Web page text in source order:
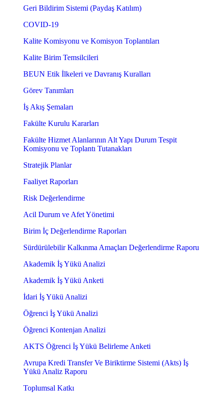
Geri Bildirim Sistemi (Paydaş Katılım)
COVID-19
Kalite Komisyonu ve Komisyon Toplantıları
Kalite Birim Temsilcileri
BEUN Etik İlkeleri ve Davranış Kuralları
Görev Tanımları
İş Akış Şemaları
Fakülte Kurulu Kararları
Fakülte Hizmet Alanlarının Alt Yapı Durum Tespit
Komisyonu ve Toplantı Tutanakları
Stratejik Planlar
Faaliyet Raporları
Risk Değerlendirme
Acil Durum ve Afet Yönetimi
Birim İç Değerlendirme Raporları
Sürdürülebilir Kalkınma Amaçları Değerlendirme Raporu
Akademik İş Yükü Analizi
Akademik İş Yükü Anketi
İdari İş Yükü Analizi
Öğrenci İş Yükü Analizi
Öğrenci Kontenjan Analizi
AKTS Öğrenci İş Yükü Belirleme Anketi
Avrupa Kredi Transfer Ve Biriktirme Sistemi (Akts) İş
Yükü Analiz Raporu
Toplumsal Katkı